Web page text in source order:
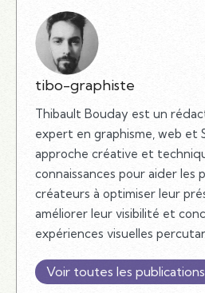
tibo-graphiste
Thibault Bouday est un
expert en graphisme, web et
approche créative et
connaissances pour aider les
créateurs à optimiser leur
améliorer leur visibilité et
expériences visuelles
Voir toutes les publications